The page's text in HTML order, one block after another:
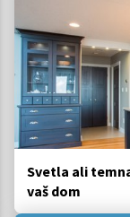
Svetla ali
vaš dom